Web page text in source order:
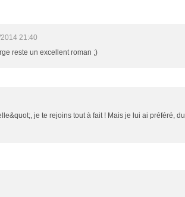
21:40
reste un excellent roman ;)
je te rejoins tout à fait ! Mais je lui ai préféré, du